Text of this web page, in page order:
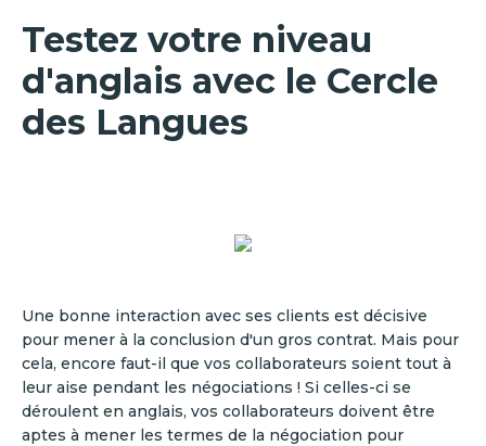
Testez votre niveau
d'anglais avec le Cercle
des Langues
Une bonne interaction avec ses clients est décisive
pour mener à la conclusion d'un gros contrat. Mais pour
cela, encore faut-il que vos collaborateurs soient tout à
leur aise pendant les négociations ! Si celles-ci se
déroulent en anglais, vos collaborateurs doivent être
aptes à mener les termes de la négociation pour